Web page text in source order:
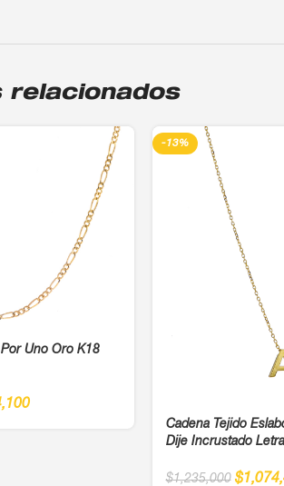
relacionados
Uno Oro K18
-13%
Cadena Tejido
Dije Incrustado
$1,235,000 $